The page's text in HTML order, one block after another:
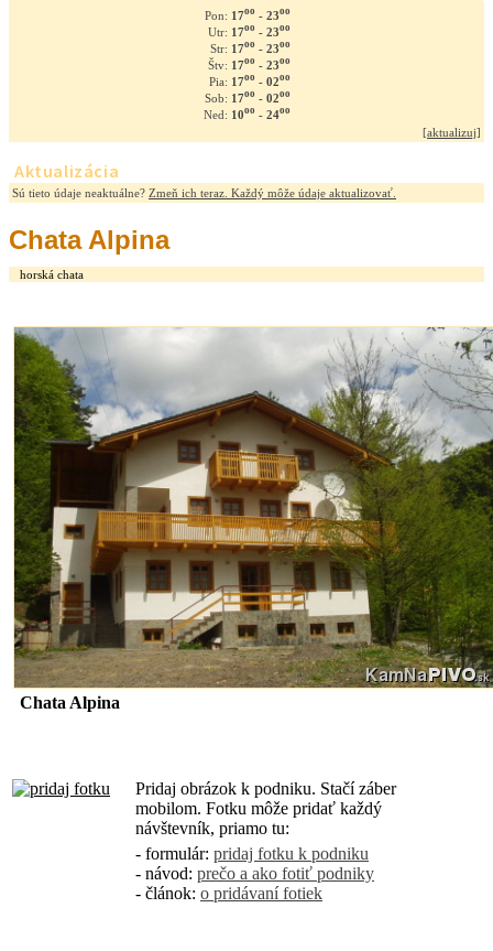
Pon: 17oo- 23oo
Utr: 17oo- 23oo
Str: 17oo- 23oo
Štv: 17oo- 23oo
Pia: 17oo- 02oo
Sob: 17oo- 02oo
Ned: 10oo- 24oo
[aktualizuj]
Aktualizácia
Sú tieto údaje neaktuálne? Zmeň ich teraz. Každý môže údaje aktualizovať.
Chata Alpina
horská chata
Chata Alpina
Pridaj obrázok k podniku. Stačí záber
mobilom. Fotku môže pridať každý
návštevník, priamo tu:
- formulár: pridaj fotku k podniku
- návod: prečo a ako fotiť podniky
- článok: o pridávaní fotiek